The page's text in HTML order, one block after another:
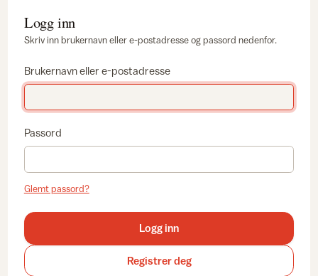
Logg inn
Skriv inn brukernavn eller e-postadresse og passord nedenfor.
Brukernavn eller e-postadresse
Passord
Glemt passord?
Logg inn
Registrer deg